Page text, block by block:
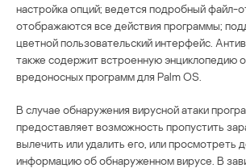
настройка опций; ведется подробный файл-
отображаются все действия программы;
цветной пользовательский интерфейс.
также содержит встроенную энциклопедию
вредоносных программ для Palm OS.
В случае обнаружения вирусной атаки
предоставляет возможность пропустить
вылечить или удалить его, или просмотреть
информацию об обнаруженном вирусе. В